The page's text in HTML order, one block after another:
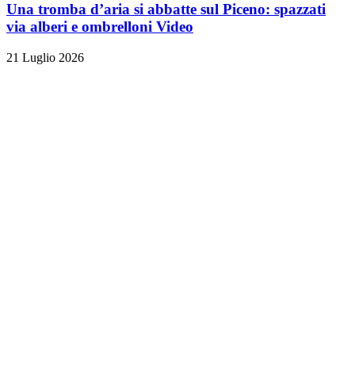
Una tromba d’aria si abbatte sul Piceno: spazzati
via alberi e ombrelloni Video
21 Luglio 2026